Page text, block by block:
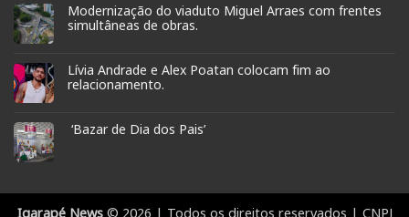
Modernização do viaduto Miguel Arraes com frentes
simultâneas de obras.
Lívia Andrade e Alex Poatan colocam fim ao
relacionamento.
‘Bazar de Dia dos Pais’
Igarapé News© 2026 | Todos os direitos reservados | CNPJ